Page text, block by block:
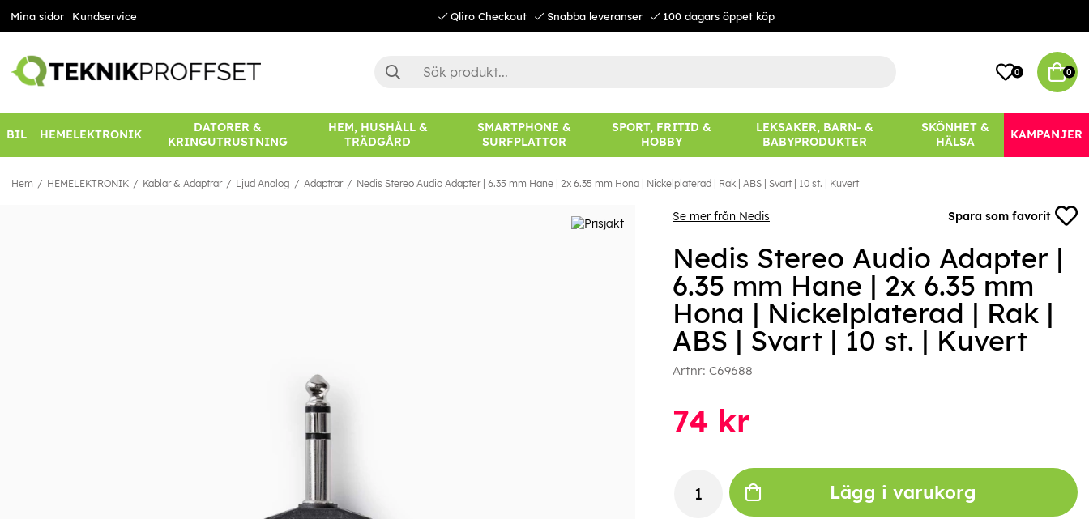
Mina sidor Kundservice Qliro Checkout Snabba leveranser 100 dagars öppet köp
0 0
BIL HEMELEKTRONIK
DATORER &
KRINGUTRUSTNING
HEM, HUSHÅLL &
TRÄDGÅRD
SMARTPHONE &
SURFPLATTOR
SPORT, FRITID &
HOBBY
LEKSAKER, BARN- &
BABYPRODUKTER
SKÖNHET &
HÄLSA
KAMPANJER
Hem HEMELEKTRONIK Kablar & Adaptrar Ljud Analog Adaptrar Nedis Stereo Audio Adapter | 6.35 mm Hane | 2x 6.35 mm Hona | Nickelplaterad | Rak | ABS | Svart | 10 st. | Kuvert
Se mer från Nedis Spara som favorit
Nedis Stereo Audio Adapter |
6.35 mm Hane | 2x 6.35 mm
Hona | Nickelplaterad | Rak |
ABS | Svart | 10 st. | Kuvert
Artnr: C69688
74 kr
Lägg i varukorg